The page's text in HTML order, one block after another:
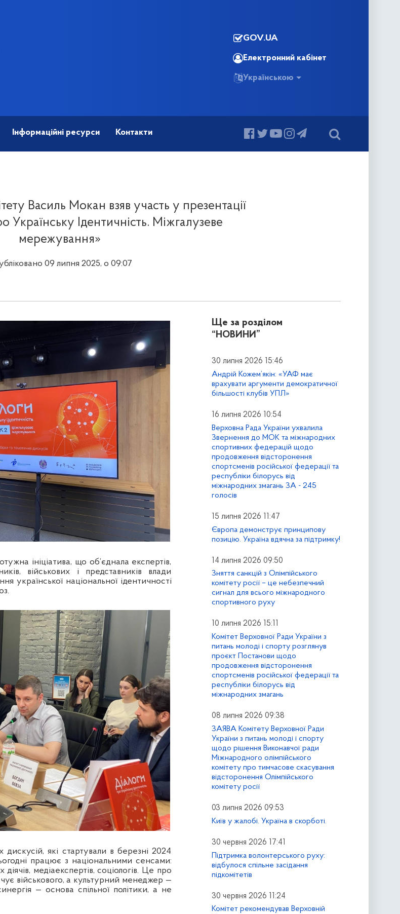
GOV.UA
Електронний кабінет
Українською
Інформаційні ресурси Контакти
Василь Мокан взяв участь у презентації
Українську Ідентичність. Міжгалузеве
мережування»
09 липня 2025, о 09:07
ініціатива, що об’єднала експертів,
військових і представників влади
української національної ідентичності
дискусій, які стартували в березні 2024
працює з національними сенсами:
діячів, медіаекспертів, соціологів. Це про
чує військового, а культурний менеджер —
— основа спільної політики, а не
Ще за розділом
“НОВИНИ”
30 липня 2026 15:46
Андрій Кожем’якін: «УАФ має
врахувати аргументи демократичної
більшості клубів УПЛ»
16 липня 2026 10:54
Верховна Рада України ухвалила
Звернення до МОК та міжнародних
спортивних федерацій щодо
продовження відсторонення
спортсменів російської федерації та
республіки білорусь від
міжнародних змагань ЗА - 245
голосів
15 липня 2026 11:47
Європа демонструє принципову
позицію. Україна вдячна за підтримку!
14 липня 2026 09:50
Зняття санкцій з Олімпійського
комітету росії – це небезпечний
сигнал для всього міжнародного
спортивного руху
10 липня 2026 15:11
Комітет Верховної Ради України з
питань молоді і спорту розглянув
проєкт Постанови щодо
продовження відсторонення
спортсменів російської федерації та
республіки білорусь від
міжнародних змагань
08 липня 2026 09:38
ЗАЯВА Комітету Верховної Ради
України з питань молоді і спорту
щодо рішення Виконавчої ради
Міжнародного олімпійського
комітету про тимчасове скасування
відсторонення Олімпійського
комітету росії
03 липня 2026 09:53
Київ у жалобі. Україна в скорботі.
30 червня 2026 17:41
Підтримка волонтерського руху:
відбулося спільне засідання
підкомітетів
30 червня 2026 11:24
Комітет рекомендував Верховній